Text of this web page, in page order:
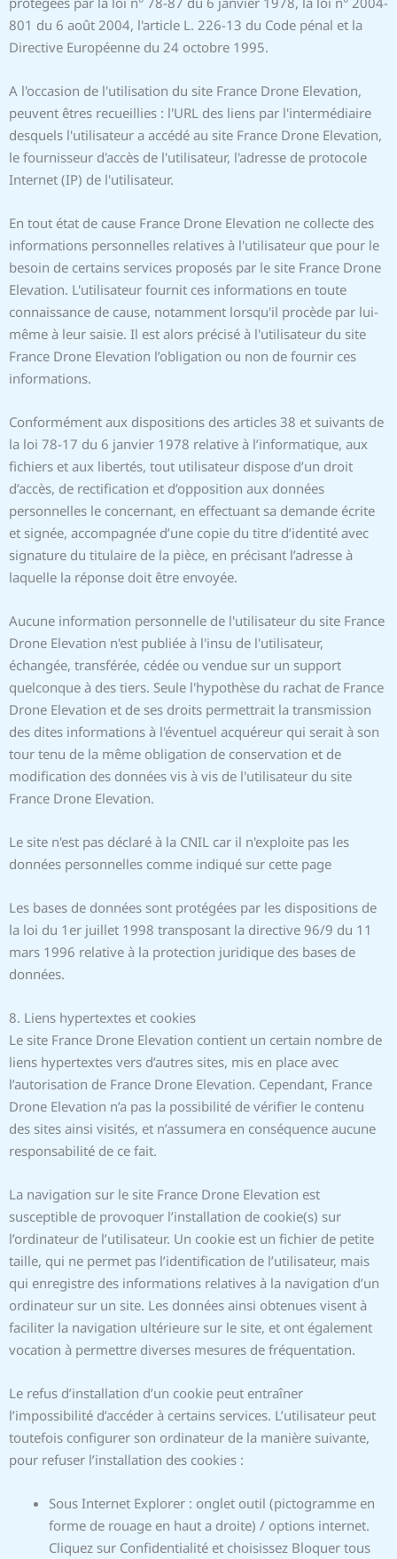
801 du 6 août 2004, l'article L. 226-13 du Code pénal et la
Directive Européenne du 24 octobre 1995.
A l'occasion de l'utilisation du site France Drone Elevation,
peuvent êtres recueillies : l'URL des liens par l'intermédiaire
desquels l'utilisateur a accédé au site France Drone Elevation,
le fournisseur d'accès de l'utilisateur, l'adresse de protocole
Internet (IP) de l'utilisateur.
En tout état de cause France Drone Elevation ne collecte des
informations personnelles relatives à l'utilisateur que pour le
besoin de certains services proposés par le site France Drone
Elevation. L'utilisateur fournit ces informations en toute
connaissance de cause, notamment lorsqu'il procède par lui-
même à leur saisie. Il est alors précisé à l'utilisateur du site
France Drone Elevation l’obligation ou non de fournir ces
informations.
Conformément aux dispositions des articles 38 et suivants de
la loi 78-17 du 6 janvier 1978 relative à l’informatique, aux
fichiers et aux libertés, tout utilisateur dispose d’un droit
d’accès, de rectification et d’opposition aux données
personnelles le concernant, en effectuant sa demande écrite
et signée, accompagnée d’une copie du titre d’identité avec
signature du titulaire de la pièce, en précisant l’adresse à
laquelle la réponse doit être envoyée.
Aucune information personnelle de l'utilisateur du site France
Drone Elevation n'est publiée à l'insu de l'utilisateur,
échangée, transférée, cédée ou vendue sur un support
quelconque à des tiers. Seule l'hypothèse du rachat de France
Drone Elevation et de ses droits permettrait la transmission
des dites informations à l'éventuel acquéreur qui serait à son
tour tenu de la même obligation de conservation et de
modification des données vis à vis de l'utilisateur du site
France Drone Elevation.
Le site n'est pas déclaré à la CNIL car il n'exploite pas les
données personnelles comme indiqué sur cette page
Les bases de données sont protégées par les dispositions de
la loi du 1er juillet 1998 transposant la directive 96/9 du 11
mars 1996 relative à la protection juridique des bases de
données.
8. Liens hypertextes et cookies
Le site France Drone Elevation contient un certain nombre de
liens hypertextes vers d’autres sites, mis en place avec
l’autorisation de France Drone Elevation. Cependant, France
Drone Elevation n’a pas la possibilité de vérifier le contenu
des sites ainsi visités, et n’assumera en conséquence aucune
responsabilité de ce fait.
La navigation sur le site France Drone Elevation est
susceptible de provoquer l’installation de cookie(s) sur
l’ordinateur de l’utilisateur. Un cookie est un fichier de petite
taille, qui ne permet pas l’identification de l’utilisateur, mais
qui enregistre des informations relatives à la navigation d’un
ordinateur sur un site. Les données ainsi obtenues visent à
faciliter la navigation ultérieure sur le site, et ont également
vocation à permettre diverses mesures de fréquentation.
Le refus d’installation d’un cookie peut entraîner
l’impossibilité d’accéder à certains services. L’utilisateur peut
toutefois configurer son ordinateur de la manière suivante,
pour refuser l’installation des cookies :
Sous Internet Explorer : onglet outil (pictogramme en
forme de rouage en haut a droite) / options internet.
Cliquez sur Confidentialité et choisissez Bloquer tous